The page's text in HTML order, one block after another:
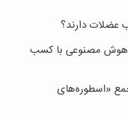
عضلات دارند؟
هوش مصنوعی با کسب
جمع «اسطوره‌های